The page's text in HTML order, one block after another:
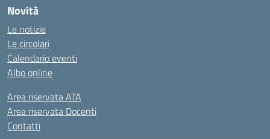
Novità
Le notizie
Le circolari
Calendario eventi
Albo online
Area riservata ATA
Area riservata Docenti
Contatti